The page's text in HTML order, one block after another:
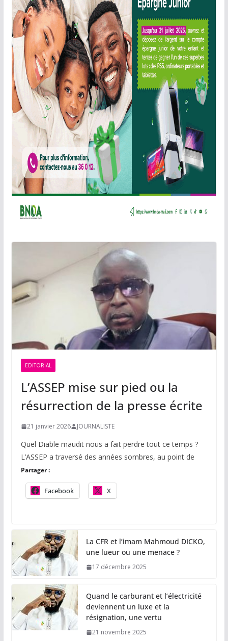
EDITORIAL
L’ASSEP mise sur pied ou la
résurrection de la presse écrite
21 janvier 2026 JOURNALISTE
Quel Diable maudit nous a fait perdre tout ce temps ?
L’ASSEP a traversé des années sombres, au point de
Partager :
Facebook X
La CFR et l’imam Mahmoud DICKO,
une lueur ou une menace ?
17 décembre 2025
Quand le carburant et l’électricité
deviennent un luxe et la
résignation, une vertu
21 novembre 2025